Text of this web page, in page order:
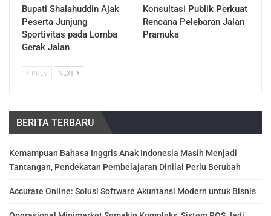
Bupati Shalahuddin Ajak
Peserta Junjung
Sportivitas pada Lomba
Gerak Jalan
Konsultasi Publik Perkuat
Rencana Pelebaran Jalan
Pramuka
PREV NEXT
BERITA TERBARU
Kemampuan Bahasa Inggris Anak Indonesia Masih Menjadi
Tantangan, Pendekatan Pembelajaran Dinilai Perlu Berubah
Accurate Online: Solusi Software Akuntansi Modern untuk Bisnis